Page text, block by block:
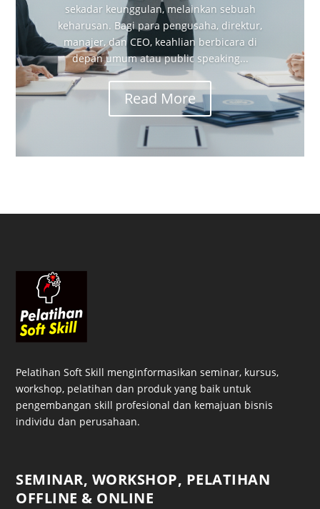
sekadar keunggulan, melainkan sebuah
keharusan. Bagi para pengusaha, direktur,
manajer, dan CEO, keahlian berbicara di
depan umum atau public speaking...
Read More
Pelatihan Soft Skill menginformasikan seminar, kursus,
workshop, pelatihan dan produk yang baik untuk
pengembangan skill profesional dan kemajuan bisnis
individu dan perusahaan.
SEMINAR, WORKSHOP, PELATIHAN
OFFLINE & ONLINE